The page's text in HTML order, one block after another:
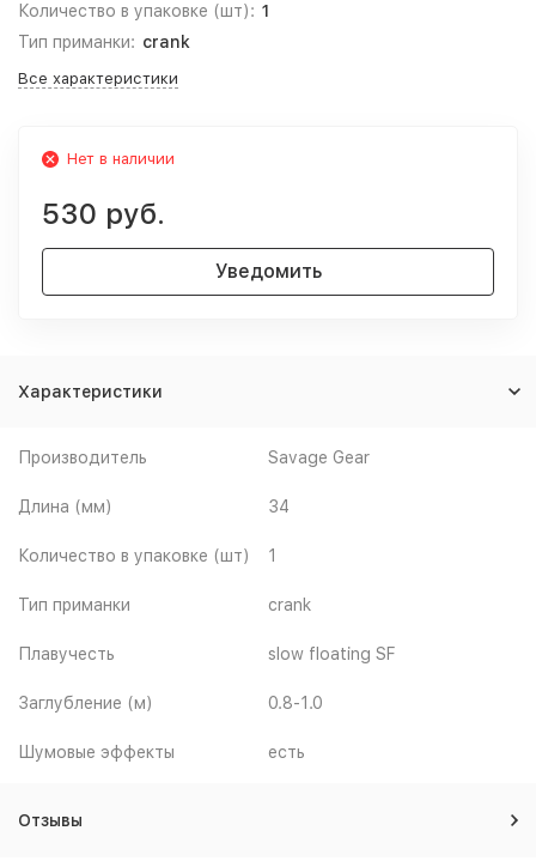
Количество в упаковке (шт): 1
Тип приманки: crank
Все характеристики
Нет в наличии
530 руб.
Уведомить
Характеристики
Производитель Savage Gear
Длина (мм) 34
Количество в упаковке (шт) 1
Тип приманки crank
Плавучесть slow floating SF
Заглубление (м) 0.8-1.0
Шумовые эффекты есть
Отзывы